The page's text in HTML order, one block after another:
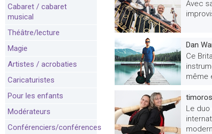
Cabaret / cabaret
musical
Théâtre/lecture
Magie
Artistes / acrobaties
Caricaturistes
Pour les enfants
Modérateurs
Conférenciers/conférences
Avec
Dan
Ce
même
Le